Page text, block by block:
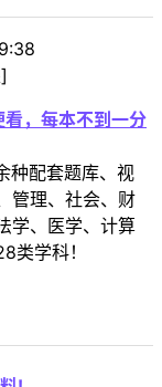
，每本不到一分
种配套题库、视
管理、社会、财
学、医学、计算
类学科！